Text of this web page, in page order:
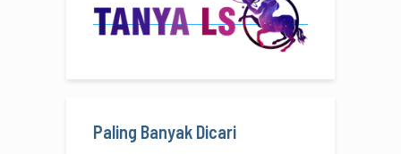
Paling Banyak Dicari